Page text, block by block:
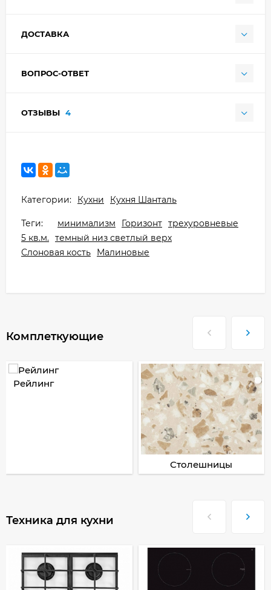
ДОСТАВКА
ВОПРОС-ОТВЕТ
ОТЗЫВЫ 4
Категории: Кухни Кухня Шанталь
Теги: минимализм Горизонт трехуровневые
5 кв.м. темный низ светлый верх
Слоновая кость
Малиновые
Комплеткующие
Рейлинг
Столешницы
Техника для кухни